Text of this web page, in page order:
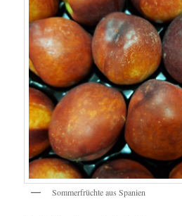
Sommerfrüchte aus Spanien